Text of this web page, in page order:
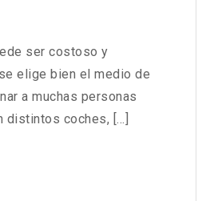
ser costoso y
elige bien el medio de
a muchas personas
distintos coches, [...]